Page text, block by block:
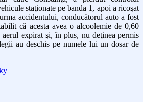
staţionate pe banda 1, apoi a ricoşat
accidentului, conducătorul auto a fost
că acesta avea o alcoolemie de 0,60
expirat şi, în plus, nu deţinea permis
au deschis pe numele lui un dosar de